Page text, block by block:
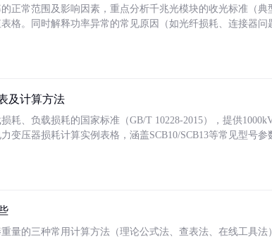
正常范围及影响因素，重点分析千兆光模块的收光标准（典
格。同时解释功率异常的常见原因（如光纤损耗、连接器
及计算方法
耗、负载损耗的国家标准（GB/T 10228-2015），提供
变压器损耗计算实例表格，涵盖SCB10/SCB13等常见型号
量的三种常用计算方法（理论公式法、查表法、在线工具法